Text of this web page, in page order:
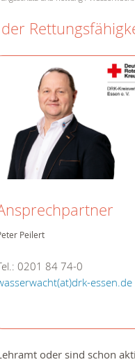
Peilert
0201 84 74-0
essen.de
oder sind schon